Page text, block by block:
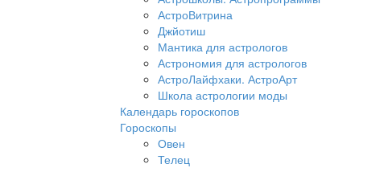
АстроВитрина
Джйотиш
Мантика для астрологов
Астрономия для астрологов
АстроЛайфхаки. АстроАрт
Школа астрологии моды
Календарь гороскопов
Гороскопы
Овен
Телец